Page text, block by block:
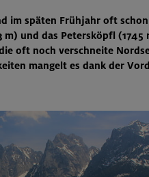
im späten Frühjahr oft
und das Petersköpfl
oft noch verschneite
mangelt es dank der